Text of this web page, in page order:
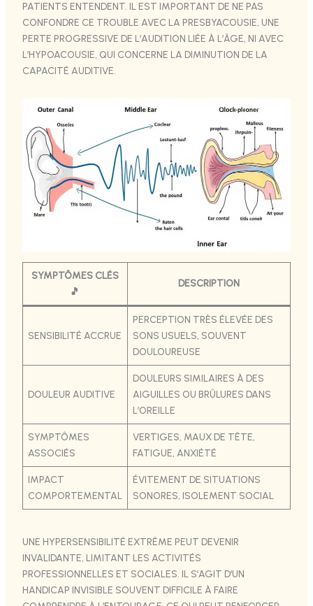
PATIENTS ENTENDENT. IL EST IMPORTANT DE NE PAS
CONFONDRE CE TROUBLE AVEC LA PRESBYACOUSIE, UNE
PERTE PROGRESSIVE DE L’AUDITION LIÉE À L’ÂGE, NI AVEC
L’HYPOACOUSIE, QUI CONCERNE LA DIMINUTION DE LA
CAPACITÉ AUDITIVE.
SYMPTÔMES CLÉS
🎵
DESCRIPTION
SENSIBILITÉ ACCRUE
PERCEPTION TRÈS ÉLEVÉE DES
SONS USUELS, SOUVENT
DOULOUREUSE
DOULEUR AUDITIVE
DOULEURS SIMILAIRES À DES
AIGUILLES OU BRÛLURES DANS
L’OREILLE
SYMPTÔMES
ASSOCIÉS
VERTIGES, MAUX DE TÊTE,
FATIGUE, ANXIÉTÉ
IMPACT
COMPORTEMENTAL
ÉVITEMENT DE SITUATIONS
SONORES, ISOLEMENT SOCIAL
UNE HYPERSENSIBILITÉ EXTRÊME PEUT DEVENIR
INVALIDANTE, LIMITANT LES ACTIVITÉS
PROFESSIONNELLES ET SOCIALES. IL S’AGIT D’UN
HANDICAP INVISIBLE SOUVENT DIFFICILE À FAIRE